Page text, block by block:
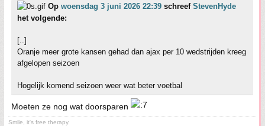
Op woensdag 3 juni 2026 22:39 schreef StevenHyde
het volgende:
[..]
Oranje meer grote kansen gehad dan ajax per 10 wedstrijden kreeg
afgelopen seizoen
Hogelijk komend seizoen weer wat beter voetbal
Moeten ze nog wat doorsparen
Smile, it's free therapy.